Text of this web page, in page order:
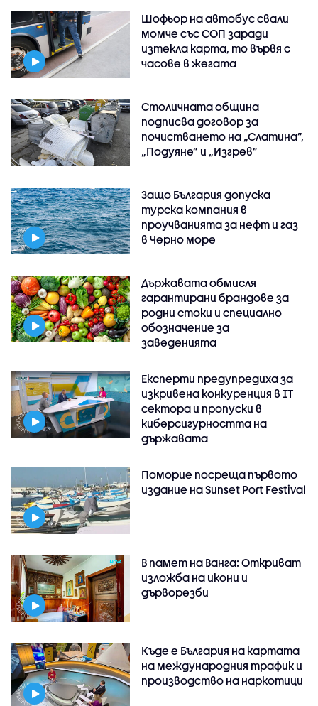
Шофьор на автобус свали
момче със СОП заради
изтекла карта, то вървя с
часове в жегата
Столичната община
подписва договор за
почистването на „Слатина”,
„Подуяне” и „Изгрев”
Защо България допуска
турска компания в
проучванията за нефт и газ
в Черно море
Държавата обмисля
гарантирани брандове за
родни стоки и специално
обозначение за
заведенията
Експерти предупредиха за
изкривена конкуренция в IT
сектора и пропуски в
киберсигурността на
държавата
Поморие посреща първото
издание на Sunset Port Festival
В памет на Ванга: Откриват
изложба на икони и
дърворезби
Къде е България на картата
на международния трафик и
производство на наркотици